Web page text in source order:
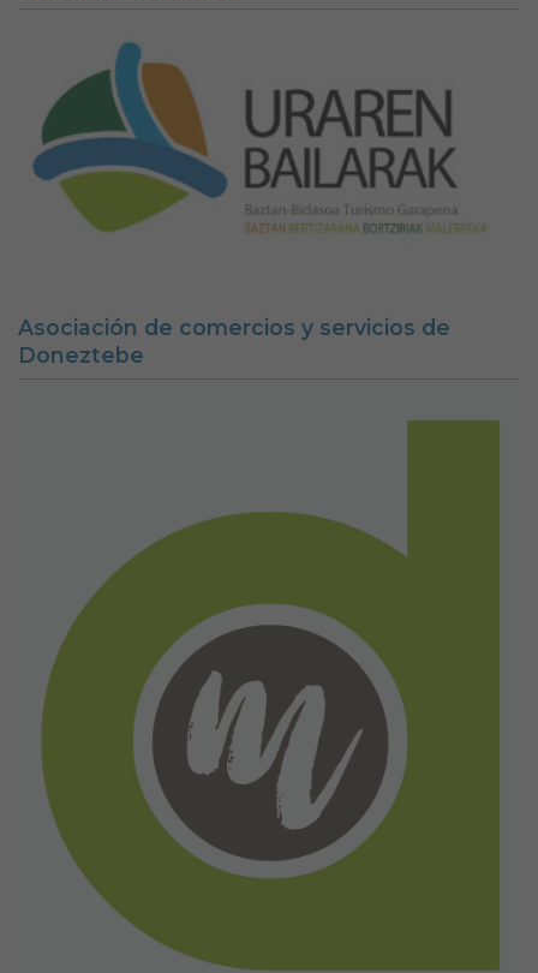
Asociación de comercios y servicios de
Doneztebe